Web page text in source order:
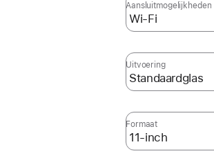
Aansluit­mogelijkheden
Uitvoering
Formaat